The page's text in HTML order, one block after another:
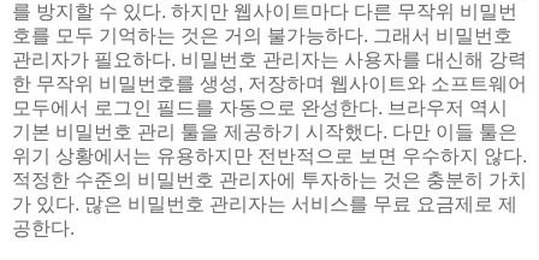
를 방지할 수 있다. 하지만 웹사이트마다 다른 무작위 비밀번
호를 모두 기억하는 것은 거의 불가능하다. 그래서 비밀번호
관리자가 필요하다. 비밀번호 관리자는 사용자를 대신해 강력
한 무작위 비밀번호를 생성, 저장하며 웹사이트와 소프트웨어
모두에서 로그인 필드를 자동으로 완성한다. 브라우저 역시
기본 비밀번호 관리 툴을 제공하기 시작했다. 다만 이들 툴은
위기 상황에서는 유용하지만 전반적으로 보면 우수하지 않다.
적정한 수준의 비밀번호 관리자에 투자하는 것은 충분히 가치
가 있다. 많은 비밀번호 관리자는 서비스를 무료 요금제로 제
공한다.